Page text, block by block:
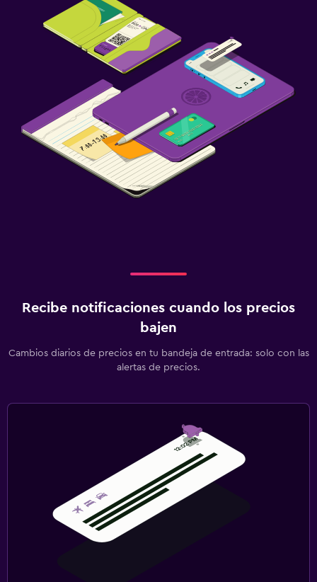
Recibe notificaciones cuando los precios
bajen
Cambios diarios de precios en tu bandeja de entrada: solo con las
alertas de precios.